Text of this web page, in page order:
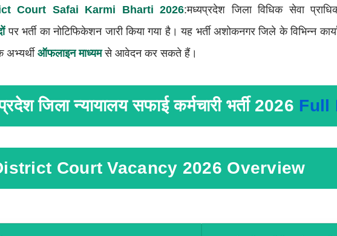
Court Safai Karmi Bharti 2026:मध्यप्रदेश जिला विधिक सेवा
पर भर्ती का नोटिफिकेशन जारी किया गया है। यह भर्ती अशोकनगर जिले के विभिन्न
ऑफलाइन माध्यमसे आवेदन कर सकते हैं।
जिला न्यायालय सफाई कर्मचारी भर्ती 2026 Full
Court Vacancy 2026 Overview